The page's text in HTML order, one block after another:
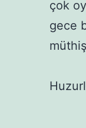
çok
gece